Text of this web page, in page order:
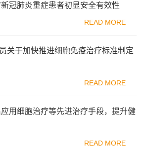
冠肺炎重症患者初显安全有效性
READ MORE
关于加快推进细胞免疫治疗标准制定
READ MORE
应用细胞治疗等先进治疗手段，提升健
READ MORE